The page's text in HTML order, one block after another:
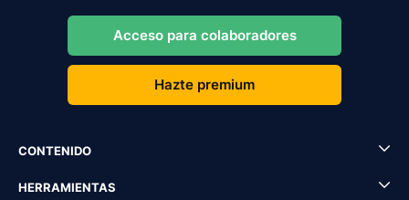
Acceso para colaboradores
Hazte premium
CONTENIDO
HERRAMIENTAS